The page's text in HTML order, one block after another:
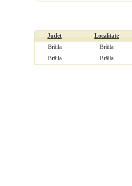
Judet Localitate
Brăila
Brăila
Brăila
Brăila